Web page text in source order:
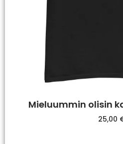
Mieluummin olisin
25,00